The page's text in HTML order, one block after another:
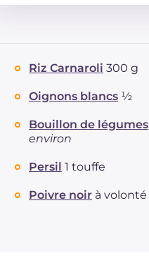
Protéine
Graisses
dont acides gras saturés
Fibre
Cholestérol
Sodium
Riz Carnaroli 300 g
Oignons blancs ½
Bouillon de légumes
environ
Persil 1 touffe
Poivre noir à volonté